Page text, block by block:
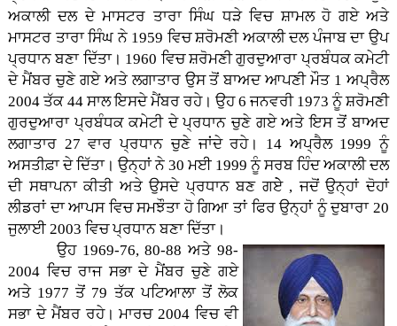
ਅਕਾਲੀ ਦਲ ਦੇ ਮਾਸਟਰ ਤਾਰਾ ਸਿੰਘ ਧੜੇ ਵਿਚ ਸ਼ਾਮਲ ਹੋ ਗਏ ਅਤੇ
ਮਾਸਟਰ ਤਾਰਾ ਸਿੰਘ ਨੇ 1959 ਵਿਚ ਸ਼ਰੋਮਣੀ ਅਕਾਲੀ ਦਲ ਪੰਜਾਬ ਦਾ ਉਪ
ਪ੍ਰਧਾਨ ਬਣਾ ਦਿੱਤਾ। 1960 ਵਿਚ ਸ਼ਰੋਮਣੀ ਗੁਰਦੁਆਰਾ ਪ੍ਰਬੰਧਕ ਕਮੇਟੀ
ਦੇ ਮੈਂਬਰ ਚੁਣੇ ਗਏ ਅਤੇ ਲਗਾਤਾਰ ਉਸ ਤੋਂ ਬਾਅਦ ਆਪਣੀ ਮੌਤ 1 ਅਪ੍ਰੈਲ
2004 ਤੱਕ 44 ਸਾਲ ਇਸਦੇ ਮੈਂਬਰ ਰਹੇ। ਉਹ 6 ਜਨਵਰੀ 1973 ਨੂੰ ਸ਼ਰੋਮਣੀ
ਗੁਰਦੁਆਰਾ ਪ੍ਰਬੰਧਕ ਕਮੇਟੀ ਦੇ ਪ੍ਰਧਾਨ ਚੁਣੇ ਗਏ ਅਤੇ ਇਸ ਤੋਂ ਬਾਅਦ
ਲਗਾਤਾਰ 27 ਵਾਰ ਪ੍ਰਧਾਨ ਚੁਣੇ ਜਾਂਦੇ ਰਹੇ। 14 ਅਪ੍ਰੈਲ 1999 ਨੂੰ
ਅਸਤੀਫ਼ਾ ਦੇ ਦਿੱਤਾ। ਉਨ੍ਹਾਂ ਨੇ 30 ਮਈ 1999 ਨੂੰ ਸਰਬ ਹਿੰਦ ਅਕਾਲੀ ਦਲ
ਦੀ ਸਥਾਪਨਾ ਕੀਤੀ ਅਤੇ ਉਸਦੇ ਪ੍ਰਧਾਨ ਬਣ ਗਏੇ , ਜਦੋਂ ਉਨ੍ਹਾਂ ਦੋਹਾਂ
ਲੀਡਰਾਂ ਦਾ ਆਪਸ ਵਿਚ ਸਮਝੌਤਾ ਹੋ ਗਿਆ ਤਾਂ ਫਿਰ ਉਨ੍ਹਾਂ ਨੂੰ ਦੁਬਾਰਾ 20
ਜੁਲਾਈ 2003 ਵਿਚ ਪ੍ਰਧਾਨ ਬਣਾ ਦਿੱਤਾ।
ਉਹ 1969-76, 80-88 ਅਤੇ 98-
2004 ਵਿਚ ਰਾਜ ਸਭਾ ਦੇ ਮੈਂਬਰ ਚੁਣੇ ਗਏ
ਅਤੇ 1977 ਤੋਂ 79 ਤੱਕ ਪਟਿਆਲਾ ਤੋਂ ਲੋਕ
ਸਭਾ ਦੇ ਮੈਂਬਰ ਰਹੇ। ਮਾਰਚ 2004 ਵਿਚ ਵੀ